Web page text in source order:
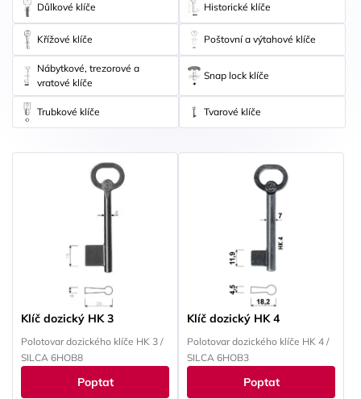
Důlkové klíče Historické klíče
Křížové klíče Poštovní a výtahové klíče
Nábytkové, trezorové a
vratové klíče
Snap lock klíče
Trubkové klíče Tvarové klíče
Klíč dozický HK 3
Polotovar dozického klíče HK 3 /
SILCA 6HOB8
Poptat
Klíč dozický HK 4
Polotovar dozického klíče HK 4 /
SILCA 6HOB3
Poptat